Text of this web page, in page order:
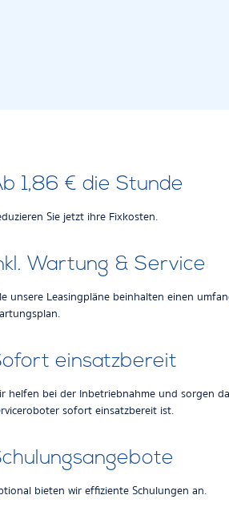
1,86 € die Stunde
Sie jetzt ihre Fixkosten.
Wartung & Service
unsere Leasingpläne beinhalten einen
einsatzbereit
helfen bei der Inbetriebnahme und sorgen
sofort einsatzbereit ist.
bieten wir effiziente Schulungen an.